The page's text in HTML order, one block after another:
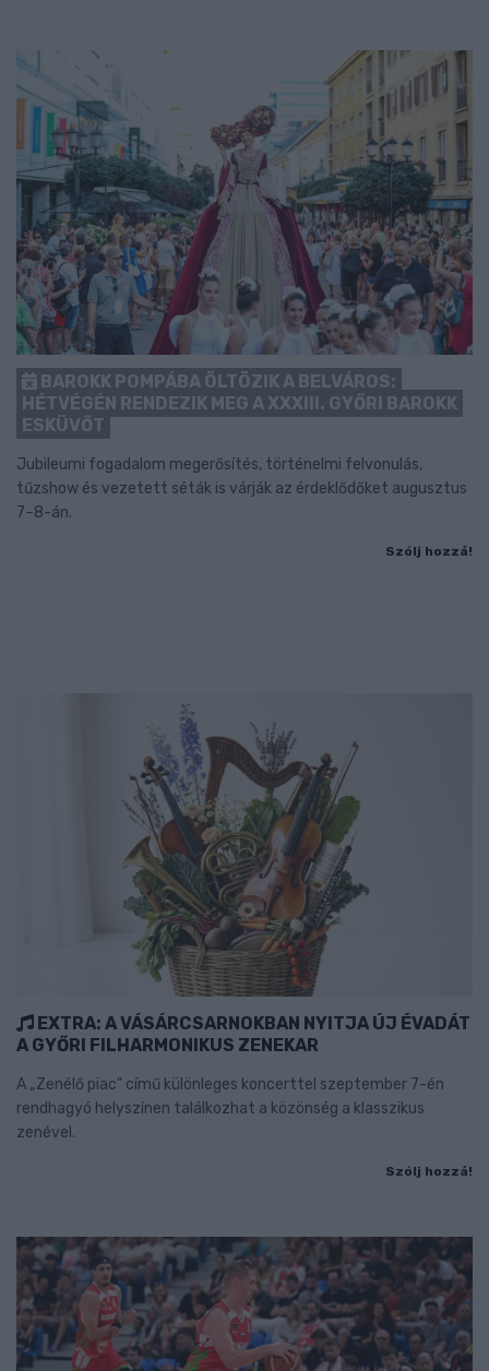
BAROKK POMPÁBA ÖLTÖZIK A BELVÁROS:
HÉTVÉGÉN RENDEZIK MEG A XXXIII. GYŐRI BAROKK
ESKÜVŐT
Jubileumi fogadalom megerősítés, történelmi felvonulás,
tűzshow és vezetett séták is várják az érdeklődőket augusztus
7–8-án.
Szólj hozzá!
EXTRA: A VÁSÁRCSARNOKBAN NYITJA ÚJ ÉVADÁT
A GYŐRI FILHARMONIKUS ZENEKAR
A „Zenélő piac” című különleges koncerttel szeptember 7-én
rendhagyó helyszínen találkozhat a közönség a klasszikus
zenével.
Szólj hozzá!